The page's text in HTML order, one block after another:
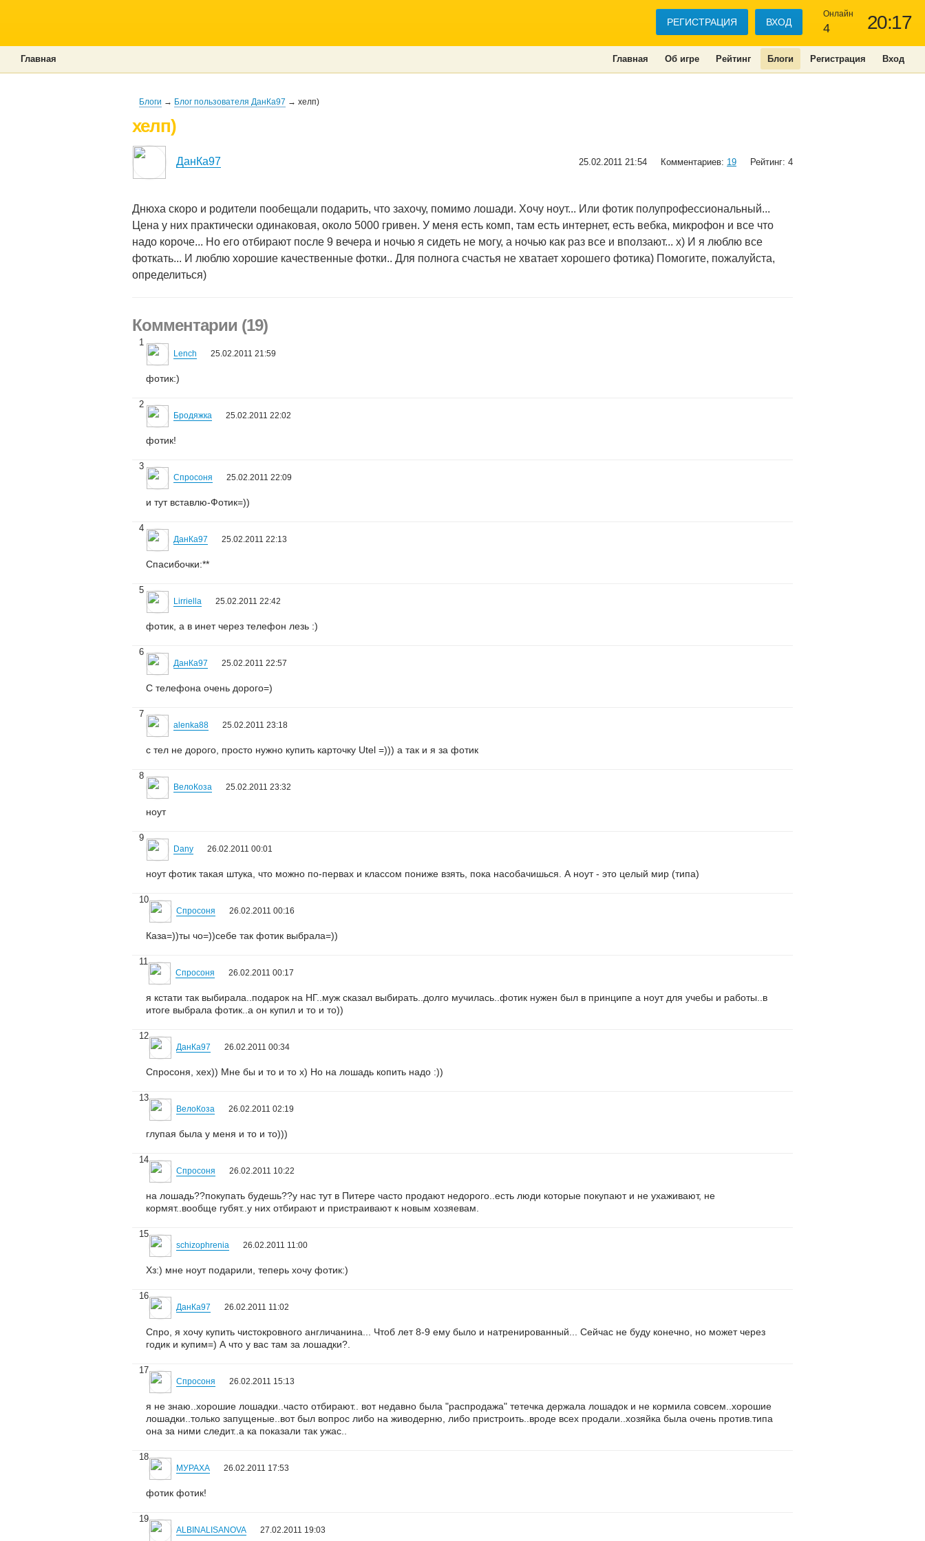
20:17
Онлайн
4
РЕГИСТРАЦИЯ ВХОД
Главная Об игре Рейтинг Блоги Регистрация Вход
Главная
Блоги → Блог пользователя ДанКа97 → хелп)
хелп)
ДанКа97 25.02.2011 21:54 Комментариев: 19 Рейтинг: 4
Днюха скоро и родители пообещали подарить, что захочу, помимо лошади. Хочу ноут... Или фотик полупрофессиональный...
Цена у них практически одинаковая, около 5000 гривен. У меня есть комп, там есть интернет, есть вебка, микрофон и все что
надо короче... Но его отбирают после 9 вечера и ночью я сидеть не могу, а ночью как раз все и вползают... х) И я люблю все
фоткать... И люблю хорошие качественные фотки.. Для полнога счастья не хватает хорошего фотика) Помогите, пожалуйста,
определиться)
Комментарии (19)
1
Lench 25.02.2011 21:59
фотик:)
2
Бродяжка 25.02.2011 22:02
фотик!
3
Спросоня 25.02.2011 22:09
и тут вставлю-Фотик=))
4
ДанКа97 25.02.2011 22:13
Спасибочки:**
5
Lirriella 25.02.2011 22:42
фотик, а в инет через телефон лезь :)
6
ДанКа97 25.02.2011 22:57
С телефона очень дорого=)
7
alenka88 25.02.2011 23:18
с тел не дорого, просто нужно купить карточку Utel =))) а так и я за фотик
8
ВелоКоза 25.02.2011 23:32
ноут
9
Dany 26.02.2011 00:01
ноут фотик такая штука, что можно по-первах и классом пониже взять, пока насобачишься. А ноут - это целый мир (типа)
10
Спросоня 26.02.2011 00:16
Каза=))ты чо=))себе так фотик выбрала=))
11
Спросоня 26.02.2011 00:17
я кстати так выбирала..подарок на НГ..муж сказал выбирать..долго мучилась..фотик нужен был в принципе а ноут для учебы и работы..в
итоге выбрала фотик..а он купил и то и то))
12
ДанКа97 26.02.2011 00:34
Спросоня, хех)) Мне бы и то и то х) Но на лошадь копить надо :))
13
ВелоКоза 26.02.2011 02:19
глупая была у меня и то и то)))
14
Спросоня 26.02.2011 10:22
на лошадь??покупать будешь??у нас тут в Питере часто продают недорого..есть люди которые покупают и не ухаживают, не
кормят..вообще губят..у них отбирают и пристраивают к новым хозяевам.
15
schizophrenia 26.02.2011 11:00
Хз:) мне ноут подарили, теперь хочу фотик:)
16
ДанКа97 26.02.2011 11:02
Спро, я хочу купить чистокровного англичанина... Чтоб лет 8-9 ему было и натренированный... Сейчас не буду конечно, но может через
годик и купим=) А что у вас там за лошадки?.
17
Спросоня 26.02.2011 15:13
я не знаю..хорошие лошадки..часто отбирают.. вот недавно была "распродажа" тетечка держала лошадок и не кормила совсем..хорошие
лошадки..только запущеные..вот был вопрос либо на живодерню, либо пристроить..вроде всех продали..хозяйка была очень против.типа
она за ними следит..а ка показали так ужас..
18
МУРАХА 26.02.2011 17:53
фотик фотик!
19
ALBINALISANOVA 27.02.2011 19:03